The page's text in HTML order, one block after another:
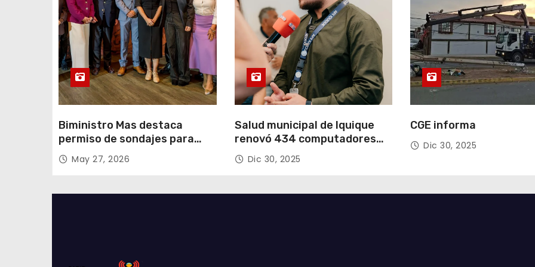
a
d
a
s
Biministro Mas destaca
permiso de sondajes para
Cerro Colorado
May 27, 2026
Salud municipal de Iquique
renovó 434 computadores
con fondos del Gobierno de
Tarapacá
Dic 30, 2025
CGE informa
Dic 30, 2025